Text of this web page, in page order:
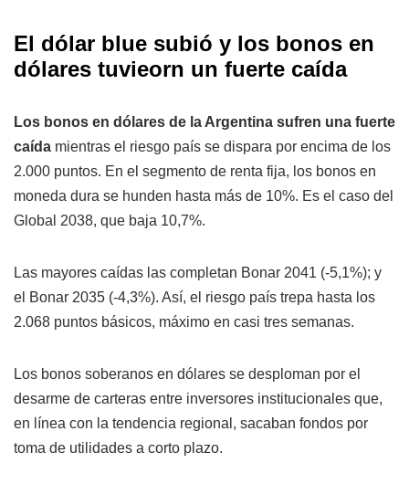
El dólar blue subió y los bonos en
dólares tuvieorn un fuerte caída
Los bonos en dólares de la Argentina sufren una fuerte
caída mientras el riesgo país se dispara por encima de los
2.000 puntos. En el segmento de renta fija, los bonos en
moneda dura se hunden hasta más de 10%. Es el caso del
Global 2038, que baja 10,7%.
Las mayores caídas las completan Bonar 2041 (-5,1%); y
el Bonar 2035 (-4,3%). Así, el riesgo país trepa hasta los
2.068 puntos básicos, máximo en casi tres semanas.
Los bonos soberanos en dólares se desploman por el
desarme de carteras entre inversores institucionales que,
en línea con la tendencia regional, sacaban fondos por
toma de utilidades a corto plazo.